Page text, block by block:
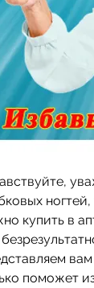
купить в
поможет